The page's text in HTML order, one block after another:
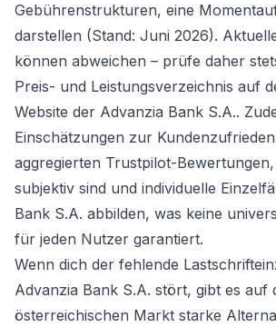
Gebührenstrukturen, eine
darstellen (Stand: Juni 2026).
können abweichen – prüfe daher
Preis- und Leistungsverzeichnis auf
Website der Advanzia Bank S.A..
Einschätzungen zur
aggregierten Trustpilot-
subjektiv sind und individuelle
Bank S.A. abbilden, was keine
für jeden Nutzer garantiert.
Wenn dich der fehlende
Advanzia Bank S.A. stört, gibt es auf
österreichischen Markt starke